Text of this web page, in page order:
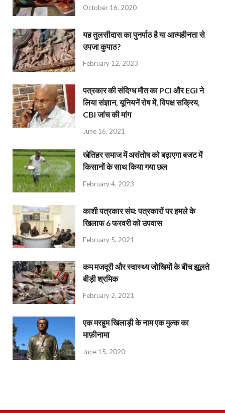
October 16, 2020
यह तुलसीदास का पुनर्पाठ है या आत्महीनता से
उपजा कुपाठ?
February 12, 2023
पत्रकार की संदिग्ध मौत का PCI और EGI ने
लिया संज्ञान, यूनियनें रोष में, विपक्ष सक्रिय,
CBI जांच की मांग
June 16, 2021
खेतिहर समाज में असंतोष को बढ़ाएगा बजट में
किसानों के साथ किया गया छल
February 4, 2023
काशी पत्रकार संघ: पत्रकारों पर हमले के
खिलाफ 6 फरवरी को उपवास
February 5, 2021
कम मजदूरी और स्वास्थ्य जोखिमों के बीच झूलते
बीड़ी श्रमिक
February 2, 2021
एक मरहूम खिलाड़ी के नाम एक मुल्क का
माफ़ीनामा
June 15, 2020